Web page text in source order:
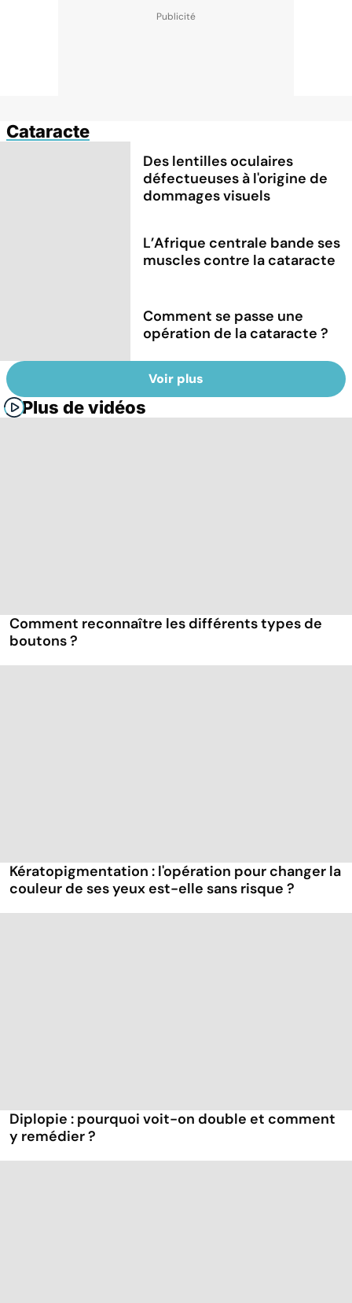
Cataracte
Des lentilles oculaires
défectueuses à l'origine de
dommages visuels
L’Afrique centrale bande ses
muscles contre la cataracte
Comment se passe une
opération de la cataracte ?
Voir plus
Plus de vidéos
Comment reconnaître les différents types de
boutons ?
Kératopigmentation : l'opération pour changer la
couleur de ses yeux est-elle sans risque ?
Diplopie : pourquoi voit-on double et comment
y remédier ?